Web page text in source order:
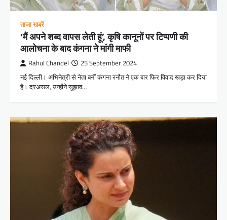
ताजा खबरें
‘मैं अपने शब्द वापस लेती हूं’, कृषि कानूनों पर टिप्पणी की
आलोचना के बाद कंगना ने मांगी माफी
Rahul Chandel 25 September 2024
नई दिल्ली। अभिनेत्री से नेता बनीं कंगना रनौत ने एक बार फिर विवाद खड़ा कर दिया
है। दरअसल, उन्होंने सुझाव…